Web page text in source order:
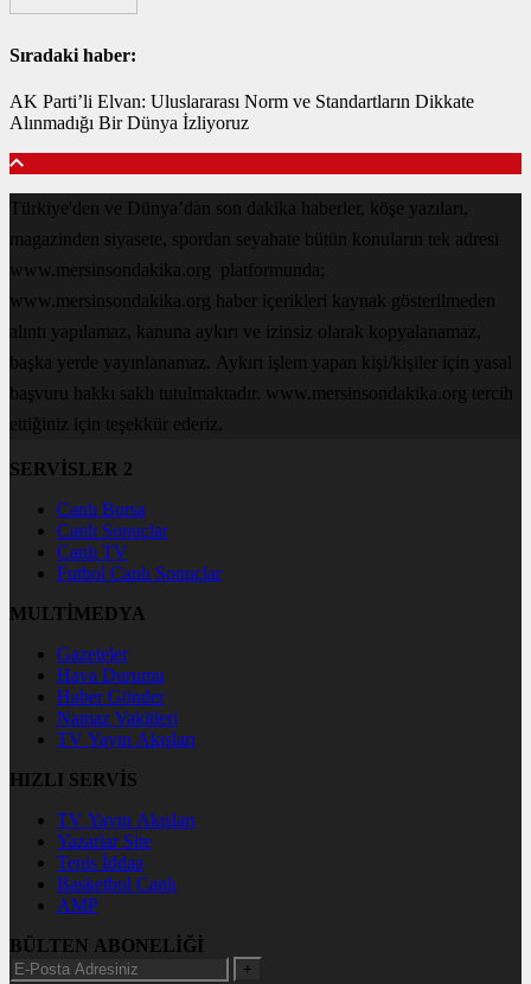
Sıradaki haber:
AK Parti’li Elvan: Uluslararası Norm ve Standartların Dikkate
Alınmadığı Bir Dünya İzliyoruz
Türkiye'den ve Dünya’dan son dakika haberler, köşe yazıları,
magazinden siyasete, spordan seyahate bütün konuların tek adresi
www.mersinsondakika.org platformunda;
www.mersinsondakika.org haber içerikleri kaynak gösterilmeden
alıntı yapılamaz, kanuna aykırı ve izinsiz olarak kopyalanamaz,
başka yerde yayınlanamaz. Aykırı işlem yapan kişi/kişiler için yasal
başvuru hakkı saklı tutulmaktadır. www.mersinsondakika.org tercih
ettiğiniz için teşekkür ederiz.
SERVİSLER 2
Canlı Borsa
Canlı Sonuçlar
Canlı TV
Futbol Canlı Sonuçlar
MULTİMEDYA
Gazeteler
Hava Durumu
Haber Gönder
Namaz Vakitleri
TV Yayın Akışları
HIZLI SERVİS
TV Yayın Akışları
Yazarlar Site
Tenis İddaa
Basketbol Canlı
AMP
BÜLTEN ABONELİĞİ
+